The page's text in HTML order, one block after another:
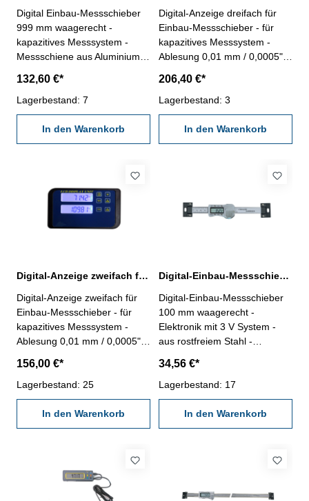
Digital Einbau-Messschieber
999 mm waagerecht -
kapazitives Messsystem -
Messschiene aus Aluminium
0,01 oder 0,0005'' - mit
RS232C-Schnittstelle,
Anschluß: RB5- mit Ein/Aus,
mm/inch und Null-Tasten
Länge: 1130 mm Genauigkeit:
132,60 €*
Lagerbestand: 7
In den Warenkorb
Digital-Anzeige dreifach für
Einbau-Messschieber - für
kapazitives Messsystem -
Ablesung 0,01 mm / 0,0005"-
Hintergrundbeleuchtung -
Rückseite mit Magnet -
wahlweise Netzteil oder
Batterie (2 x LR03/AAA) - mit
RS232C- Anschlusskabel, ca.
RB5 (Abb. 2) ACHTUNG:Diese
zu denEinbaumessschiebern
Serien 218.353 - 218.459!
206,40 €*
Lagerbestand: 3
In den Warenkorb
Digital-Anzeige zweifach für Einbau-Messschieber kapazitives Messsystem
Digital-Anzeige zweifach für
Einbau-Messschieber - für
kapazitives Messsystem -
Ablesung 0,01 mm / 0,0005"-
Hintergrundbeleuchtung -
Rückseite mit Magnet -
wahlweise Netzteil oder
Batterie (2 x LR03/AAA) - mit
RS232C- Anschlusskabel, ca.
RB5 (Abb. 2) ACHTUNG:Diese
Digital-Anzeigen passen nur
zu denEinbaumessschiebern
156,00 €*
Lagerbestand: 25
In den Warenkorb
Digital-Einbau-Messschieber 100 mm waagerecht DIN 862 3 V
Digital-Einbau-Messschieber
100 mm waagerecht -
Elektronik mit 3 V System -
aus rostfreiem Stahl -
0,0005" - mit Ein/Aus-, Null-,
Unit- und Hold-Taste -
Genauigkeit 0,02 mm - mit
RS232C-Schnittstelle,
Datenausgang RB 5
34,56 €*
Lagerbestand: 17
In den Warenkorb